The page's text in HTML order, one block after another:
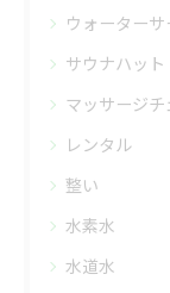
ウォーター
サウナハット
マッサージ
レンタル
整い
水素水
水道水